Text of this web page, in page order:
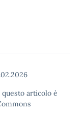
articolo è